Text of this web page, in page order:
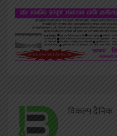
विकल्प दैनिक